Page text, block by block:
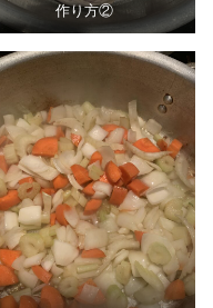
作り方②